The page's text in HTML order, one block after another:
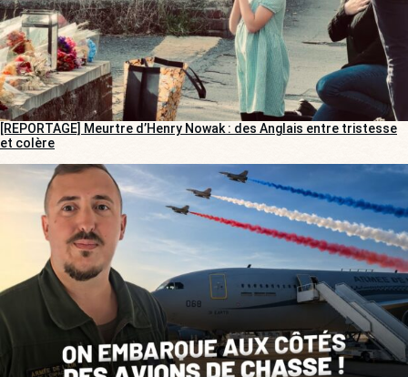
[REPORTAGE] Meurtre d’Henry Nowak : des Anglais entre tristesse
et colère